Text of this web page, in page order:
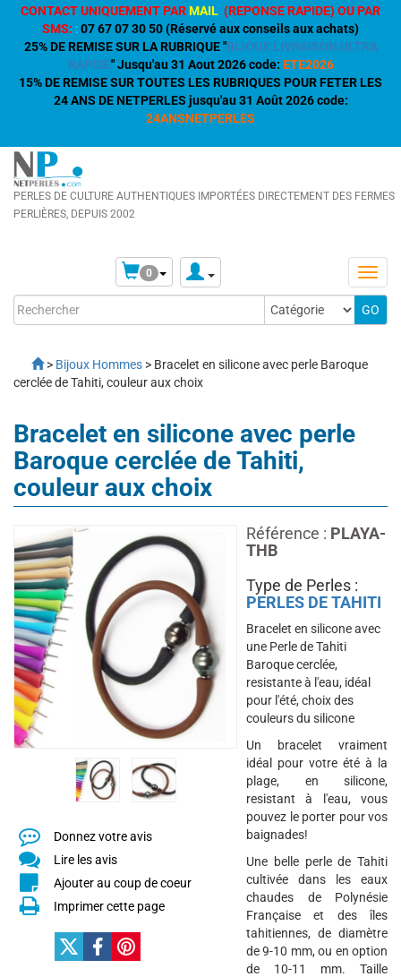
CONTACT UNIQUEMENT PARMAIL (REPONSE RAPIDE) OU PAR
SMS: :07 67 07 30 50 (Réservé aux conseils aux achats)
25% DE REMISE SUR LA RUBRIQUE "BIJOUX LIVRAISON ULTRA
RAPIDE" Jusqu'au 31 Aout 2026 code: ETE2026
15% DE REMISE SUR TOUTES LES RUBRIQUES POUR FETER LES
24 ANS DE NETPERLES jusqu'au 31 Août 2026 code:
24ANSNETPERLES
PERLES DE CULTURE AUTHENTIQUES IMPORTÉES DIRECTEMENT DES FERMES
PERLIÈRES, DEPUIS 2002
0
> Bijoux Hommes > Bracelet en silicone avec perle Baroque
cerclée de Tahiti, couleur aux choix
Bracelet en silicone avec perle
Baroque cerclée de Tahiti,
couleur aux choix
Donnez votre avis
Lire les avis
Ajouter au coup de coeur
Imprimer cette page
Référence : PLAYA-
THB
Type de Perles :
PERLES DE TAHITI
Bracelet en silicone avec
une Perle de Tahiti
Baroque cerclée,
resistante à l'eau, idéal
pour l'été, choix des
couleurs du silicone
Un bracelet vraiment
idéal pour votre été à la
plage, en silicone,
resistant à l'eau, vous
pouvez le porter pour vos
baignades!
Une belle perle de Tahiti
cultivée dans les eaux
chaudes de Polynésie
Française et des îles
tahitiennes, de diamètre
de 9-10 mm, ou en option
de 10-11 mm. Taille